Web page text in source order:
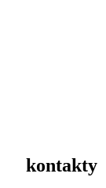
kontakty